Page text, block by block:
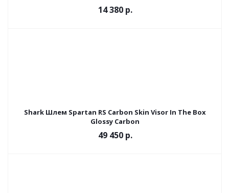
14 380 р.
Shark Шлем Spartan RS Carbon Skin Visor In The Box
Glossy Carbon
49 450 р.